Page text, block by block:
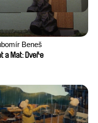
Beneš
a Mat: Dveře